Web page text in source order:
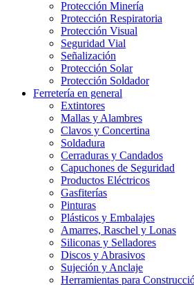
Protección Minería
Protección Respiratoria
Protección Visual
Seguridad Vial
Señalización
Protección Solar
Protección Soldador
Ferretería en general
Extintores
Mallas y Alambres
Clavos y Concertina
Soldadura
Cerraduras y Candados
Capuchones de Seguridad
Productos Eléctricos
Gasfiterías
Pinturas
Plásticos y Embalajes
Amarres, Raschel y Lonas
Siliconas y Selladores
Discos y Abrasivos
Sujeción y Anclaje
Herramientas para